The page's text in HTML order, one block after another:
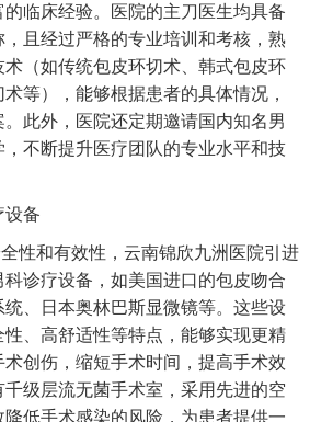
临床经验。医院的主刀医生均具备
且经过严格的专业培训和考核，熟
（如传统包皮环切术、韩式包皮环
等），能够根据患者的具体情况，
此外，医院还定期邀请国内知名男
不断提升医疗团队的专业水平和技
设备
性和有效性，云南锦欣九洲医院引进
诊疗设备，如美国进口的包皮吻合
、日本奥林巴斯显微镜等。这些设
、高舒适性等特点，能够实现更精
创伤，缩短手术时间，提高手术效
级层流无菌手术室，采用先进的空
低手术感染的风险，为患者提供一